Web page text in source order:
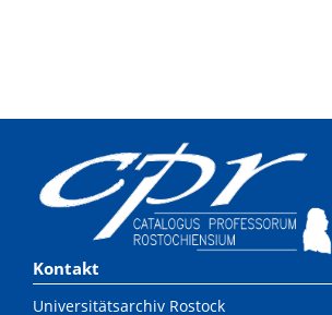
Kontakt
Universitätsarchiv Rostock